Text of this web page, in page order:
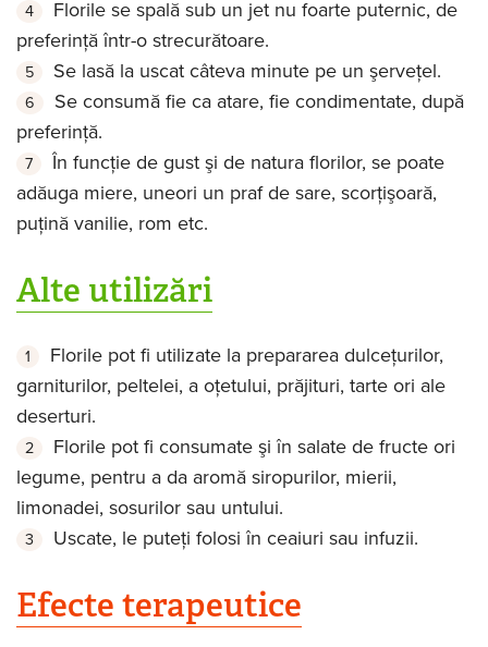
Florile se spală sub un jet nu foarte puternic, de
preferinţă într-o strecurătoare.
Se lasă la uscat câteva minute pe un şerveţel.
Se consumă fie ca atare, fie condimentate, după
preferinţă.
În funcţie de gust şi de natura florilor, se poate
adăuga miere, uneori un praf de sare, scorţişoară,
puţină vanilie, rom etc.
Alte utilizări
Florile pot fi utilizate la prepararea dulceţurilor,
garniturilor, peltelei, a oţetului, prăjituri, tarte ori ale
deserturi.
Florile pot fi consumate şi în salate de fructe ori
legume, pentru a da aromă siropurilor, mierii,
limonadei, sosurilor sau untului.
Uscate, le puteţi folosi în ceaiuri sau infuzii.
Efecte terapeutice